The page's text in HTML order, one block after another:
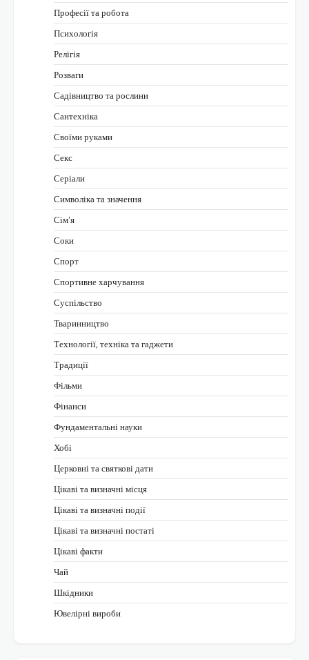
Професії та робота
Психологія
Релігія
Розваги
Садівництво та рослини
Сантехніка
Своїми руками
Секс
Серіали
Символіка та значення
Сім’я
Соки
Спорт
Спортивне харчування
Суспільство
Тваринництво
Технології, техніка та гаджети
Традиції
Фільми
Фінанси
Фундаментальні науки
Хобі
Церковні та святкові дати
Цікаві та визначні місця
Цікаві та визначні події
Цікаві та визначні постаті
Цікаві факти
Чай
Шкідники
Ювелірні вироби